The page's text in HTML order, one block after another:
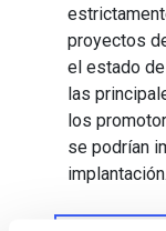
proyectos
el estado
las
los
se podrían
implantación.